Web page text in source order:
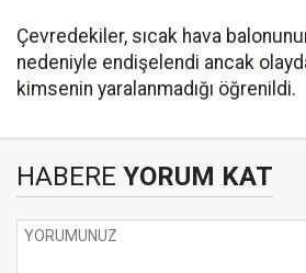
Çevredekiler, sıcak hava
nedeniyle endişelendi ancak
kimsenin yaralanmadığı öğrenildi.
HABERE YORUM KAT